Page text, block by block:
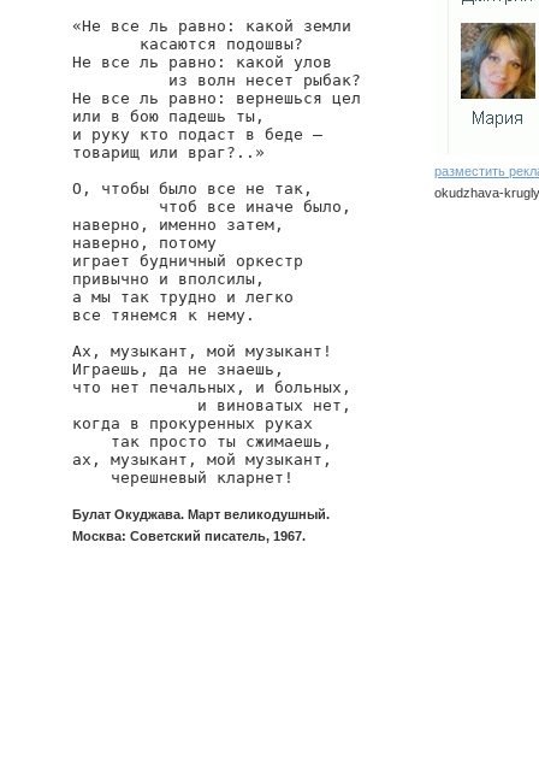
«Не все ль равно: какой земли
       касаются подошвы?
Не все ль равно: какой улов
          из волн несет рыбак?
Не все ль равно: вернешься цел
или в бою падешь ты,
и руку кто подаст в беде —
товарищ или враг?..»
О, чтобы было все не так,
         чтоб все иначе было,
наверно, именно затем,
наверно, потому
играет будничный оркестр
привычно и вполсилы,
а мы так трудно и легко
все тянемся к нему.
Ах, музыкант, мой музыкант!
Играешь, да не знаешь,
что нет печальных, и больных,
             и виноватых нет,
когда в прокуренных руках
    так просто ты сжимаешь,
ах, музыкант, мой музыкант,
    черешневый кларнет!
Булат Окуджава. Март великодушный.
Москва: Советский писатель, 1967.
разместить
okudzhava-